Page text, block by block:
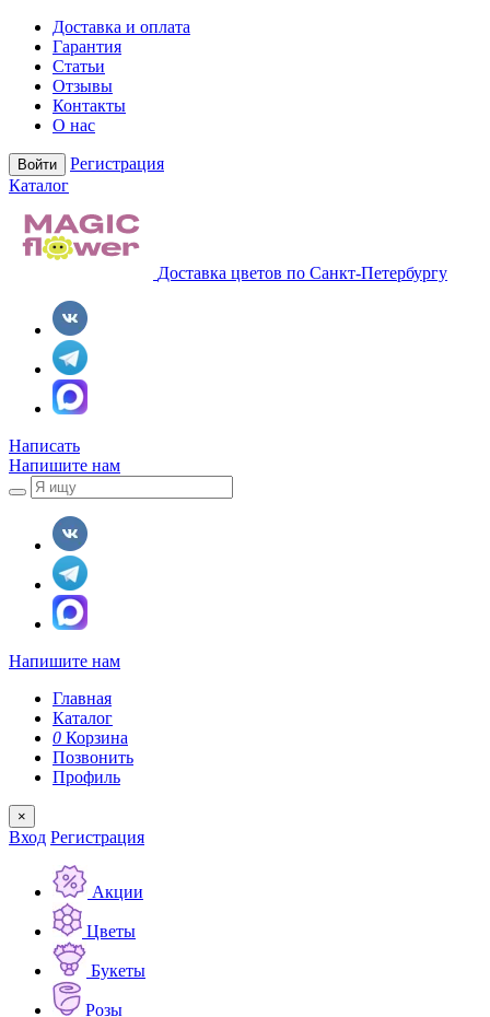
Доставка и оплата
Гарантия
Статьи
Отзывы
Контакты
О нас
Войти
Регистрация
Каталог
Доставка цветов по Санкт-Петербургу
Написать
Напишите нам
Напишите нам
Главная
Каталог
0 Корзина
Позвонить
Профиль
×
Вход Регистрация
Акции
Цветы
Букеты
Розы